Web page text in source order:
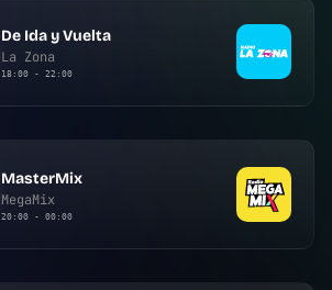
De Ida y Vuelta
La Zona
18:00 - 22:00
MasterMix
MegaMix
20:00 - 00:00